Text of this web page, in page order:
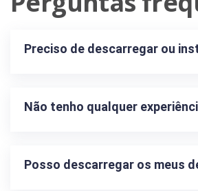
Preciso de descarregar ou
Não tenho qualquer
Posso descarregar os meus